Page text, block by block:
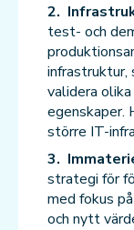
test- och
infrastruktur,
validera
egenskaper.
större IT-
strategi för
med fokus
och nytt